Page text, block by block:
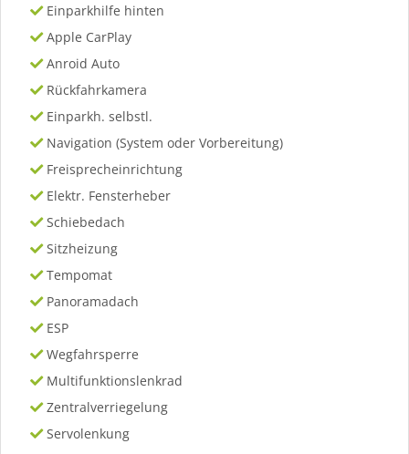
Einparkhilfe hinten
Apple CarPlay
Anroid Auto
Rückfahrkamera
Einparkh. selbstl.
Navigation (System oder Vorbereitung)
Freisprecheinrichtung
Elektr. Fensterheber
Schiebedach
Sitzheizung
Tempomat
Panoramadach
ESP
Wegfahrsperre
Multifunktionslenkrad
Zentralverriegelung
Servolenkung